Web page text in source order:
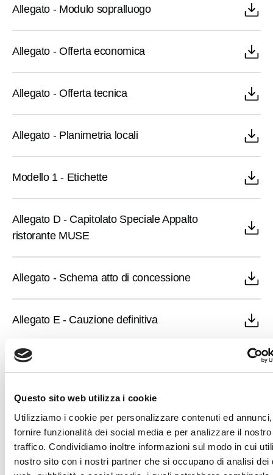
Questo sito web utilizza i cookie
Utilizziamo i cookie per personalizzare contenuti ed
fornire funzionalità dei social media e per analizzare il nostro
traffico. Condividiamo inoltre informazioni sul modo in cui
nostro sito con i nostri partner che si occupano di analisi dei
​Allegato - Modulo sopralluogo
​Allegato - Offerta economica
​Allegato - Offerta tecnica
​Allegato - Planimetria locali
​Modello 1 - Etichette
Allegato D - Capitolato Speciale Appalto
ristorante MUSE
​Allegato - Schema atto di concessione
​Allegato E - Cauzione definitiva
​Allegato F - Informativa requisiti di
​Allegato - Disciplina in materia di brand
​Allegato DUVRI - Allegato 01 - Scheda